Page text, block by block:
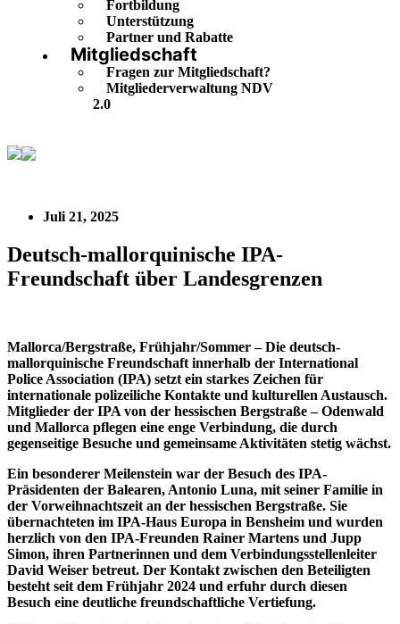
Fortbildung
Unterstützung
Partner und Rabatte
Mitgliedschaft
Fragen zur Mitgliedschaft?
Mitgliederverwaltung NDV
2.0
Juli 21, 2025
Deutsch-mallorquinische IPA-
Freundschaft über Landesgrenzen
Mallorca/Bergstraße, Frühjahr/Sommer – Die deutsch-
mallorquinische Freundschaft innerhalb der International
Police Association (IPA) setzt ein starkes Zeichen für
internationale polizeiliche Kontakte und kulturellen Austausch.
Mitglieder der IPA von der hessischen Bergstraße – Odenwald
und Mallorca pflegen eine enge Verbindung, die durch
gegenseitige Besuche und gemeinsame Aktivitäten stetig wächst.
Ein besonderer Meilenstein war der Besuch des IPA-
Präsidenten der Balearen, Antonio Luna, mit seiner Familie in
der Vorweihnachtszeit an der hessischen Bergstraße. Sie
übernachteten im IPA-Haus Europa in Bensheim und wurden
herzlich von den IPA-Freunden Rainer Martens und Jupp
Simon, ihren Partnerinnen und dem Verbindungsstellenleiter
David Weiser betreut. Der Kontakt zwischen den Beteiligten
besteht seit dem Frühjahr 2024 und erfuhr durch diesen
Besuch eine deutliche freundschaftliche Vertiefung.